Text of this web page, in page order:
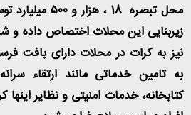
محل تبصره 18 ،
زیربنایی این محلات اختصاص داده و
نیز به کرات در محلات دارای بافت
به تامین خدماتی مانند ارتقاء
کتابخانه‌، خدمات امنیتی و نظایر